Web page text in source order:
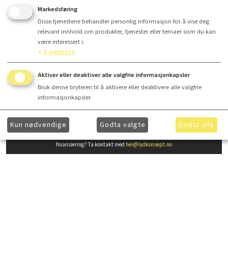
Kjøp
Finansiering
finansiering? Ta kontakt med hei@lydkonsept.no
Markedsføring
Disse tjenestene behandler personlig informasjon for å vise deg
relevant innhold om produkter, tjenester eller temaer som du kan
være interessert i.
↓ 1tjeneste
Aktiver eller deaktiver alle valgfrie informasjonkapsler
Bruk denne bryteren til å aktivere eller deaktivere alle valgfrie
informasjonkapsler.
Kun nødvendige Godta valgte Godta alle